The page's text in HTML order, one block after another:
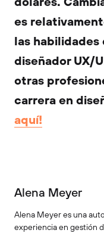
es
las
diseñador UX/
otras
carrera en
aquí!
Alena Meyer
Alena Meyer es una
experiencia en gestión